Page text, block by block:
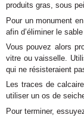
produits gras, sous
Pour un monument
afin d’éliminer le
Vous pouvez alors
vitre ou vaisselle.
qui ne résisteraient
Les traces de
utiliser un os de
Pour terminer,